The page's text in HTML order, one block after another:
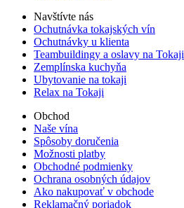
Navštívte nás
Ochutnávka tokajských vín
Ochutnávky u klienta
Teambuildingy a oslavy na Tokaji
Zemplínska kuchyňa
Ubytovanie na tokaji
Relax na Tokaji
Obchod
Naše vína
Spôsoby doručenia
Možnosti platby
Obchodné podmienky
Ochrana osobných údajov
Ako nakupovať v obchode
Reklamačný poriadok